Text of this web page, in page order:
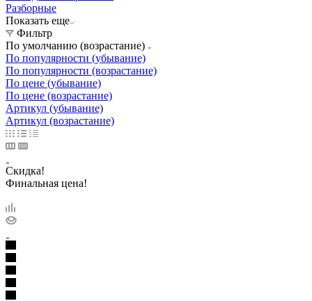
Разборные
Показать еще
Фильтр
По умолчанию (возрастание)
По популярности (убывание)
По популярности (возрастание)
По цене (убывание)
По цене (возрастание)
Артикул (убывание)
Артикул (возрастание)
Скидка!
Финальная цена!